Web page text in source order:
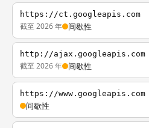
https://ct.googleapis.com
截至 2026 年 间歇性
http://ajax.googleapis.com
截至 2026 年 间歇性
https://www.googleapis.com
间歇性